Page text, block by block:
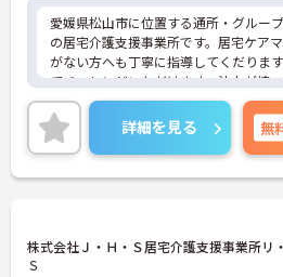
愛媛県松山市に位置する通所・グルー
の居宅介護支援事業所です。居宅ケア
がない方へも丁寧に指導してくだりま
てチャレンジいただけます。法人が培
ハウをはじめ、教育・研修制度等も充
働きながらスキルアップも目指します。
登用制度もあり長くお勤めしたい方に
す。ご興味のある方には、面接対策ポ
さらに詳細をお話しいたしますのでお
詳細を見る 無
株式会社Ｊ・Ｈ・Ｓ居宅介護支援事業所リ
Ｓ